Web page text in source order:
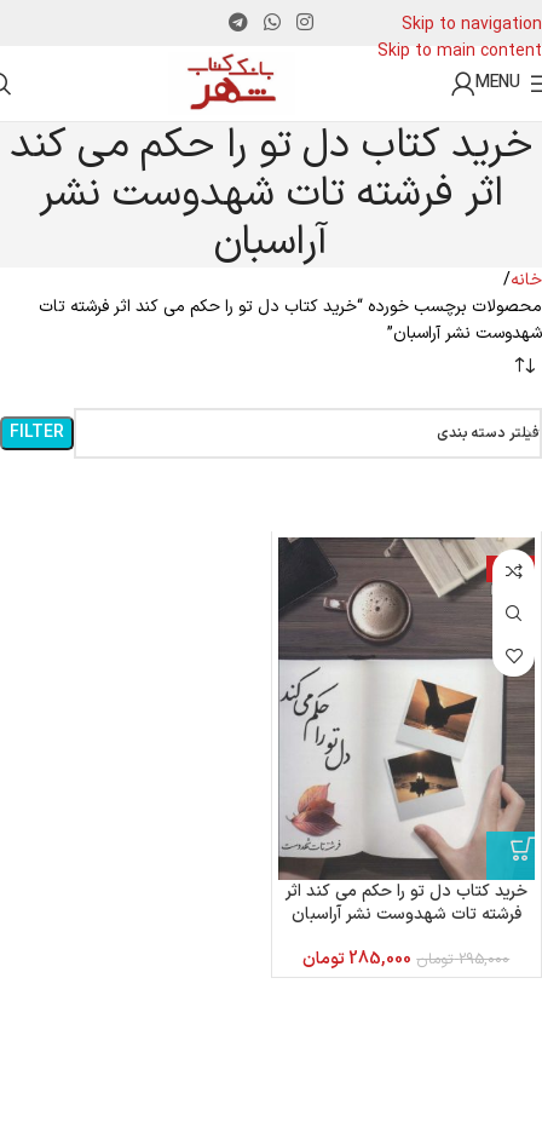
Skip to navigation
Skip to main content
MENU
خرید کتاب دل تو را حکم می کند
اثر فرشته تات شهدوست نشر
آراسبان
خانه
محصولات برچسب خورده “خرید کتاب دل تو را حکم می کند اثر فرشته تات
شهدوست نشر آراسبان”
فیلتر دسته بندی FILTER
-3%
خرید کتاب دل تو را حکم می کند اثر
فرشته تات شهدوست نشر آراسبان
295,000 تومان 285,000تومان